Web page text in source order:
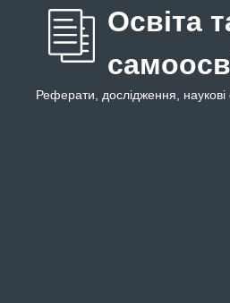
Освіта
Реферати, дослідження, наукові